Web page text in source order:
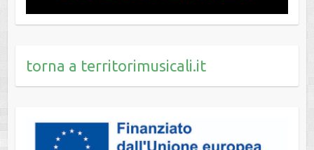
torna a territorimusicali.it